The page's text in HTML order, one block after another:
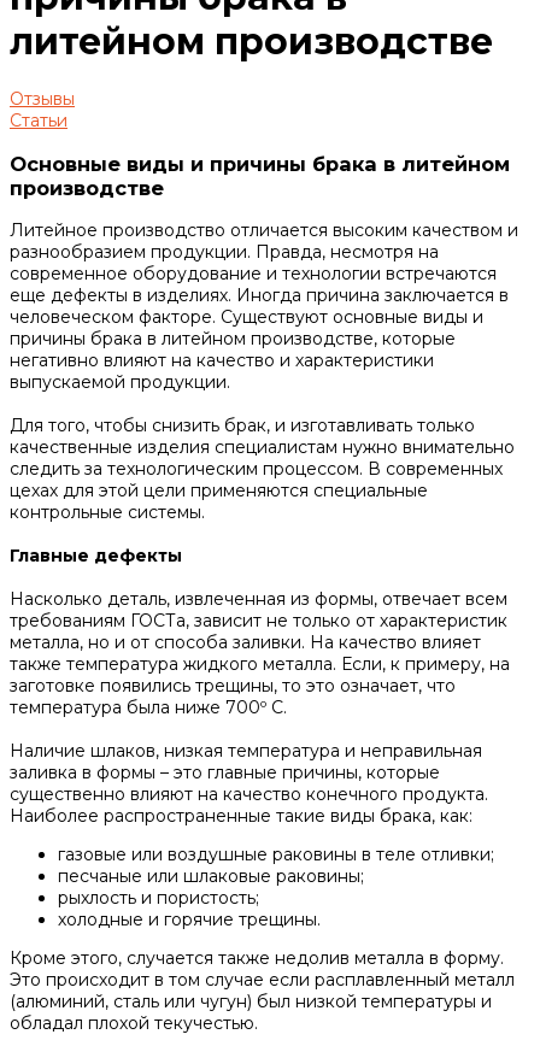
литейном производстве
Отзывы
Статьи
Основные виды и причины брака в литейном
производстве
Литейное производство отличается высоким качеством и
разнообразием продукции. Правда, несмотря на
современное оборудование и технологии встречаются
еще дефекты в изделиях. Иногда причина заключается в
человеческом факторе. Существуют основные виды и
причины брака в литейном производстве, которые
негативно влияют на качество и характеристики
выпускаемой продукции.
Для того, чтобы снизить брак, и изготавливать только
качественные изделия специалистам нужно внимательно
следить за технологическим процессом. В современных
цехах для этой цели применяются специальные
контрольные системы.
Главные дефекты
Насколько деталь, извлеченная из формы, отвечает всем
требованиям ГОСТа, зависит не только от характеристик
металла, но и от способа заливки. На качество влияет
также температура жидкого металла. Если, к примеру, на
заготовке появились трещины, то это означает, что
температура была ниже 700º C.
Наличие шлаков, низкая температура и неправильная
заливка в формы – это главные причины, которые
существенно влияют на качество конечного продукта.
Наиболее распространенные такие виды брака, как:
газовые или воздушные раковины в теле отливки;
песчаные или шлаковые раковины;
рыхлость и пористость;
холодные и горячие трещины.
Кроме этого, случается также недолив металла в форму.
Это происходит в том случае если расплавленный металл
(алюминий, сталь или чугун) был низкой температуры и
обладал плохой текучестью.